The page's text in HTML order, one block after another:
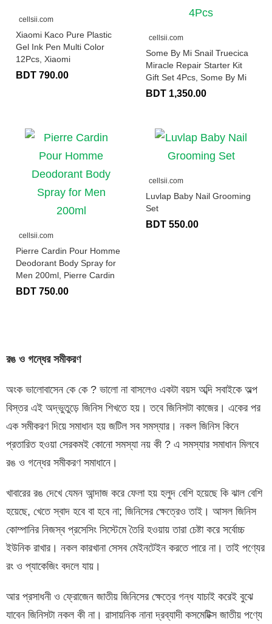
cellsii.com
Xiaomi Kaco Pure Plastic
Gel Ink Pen Multi Color
12Pcs, Xiaomi
BDT 790.00
cellsii.com
Some By Mi Snail Truecica
Miracle Repair Starter Kit
Gift Set 4Pcs, Some By Mi
BDT 1,350.00
cellsii.com
Pierre Cardin Pour Homme
Deodorant Body Spray for
Men 200ml, Pierre Cardin
BDT 750.00
cellsii.com
Luvlap Baby Nail Grooming
Set
BDT 550.00
রঙ ও গন্ধের সমীকরণ
অংক ভালোবাসেন কে কে ? ভালো না বাসলেও একটা বয়স অব্দি সবাইকে অল্প
বিস্তর এই অদ্ভুতুড়ে জিনিস শিখতে হয়। তবে জিনিসটা কাজের। একের পর
এক সমীকরণ দিয়ে সমাধান হয় জটিল সব সমস্যার। নকল জিনিস কিনে
প্রতারিত হওয়া সেরকমই কোনো সমস্যা নয় কী ? এ সমস্যার সমাধান মিলবে
রঙ ও গন্ধের সমীকরণ সমাধানে।
খাবারের রঙ দেখে যেমন আন্দাজ করে ফেলা হয় হলুদ বেশি হয়েছে কি ঝাল বেশি
হয়েছে, খেতে স্বাদ হবে বা হবে না; জিনিসের ক্ষেত্রেও তাই। আসল জিনিস
কোম্পানির নিজস্ব প্রসেসিং সিস্টেমে তৈরি হওয়ায় তারা চেষ্টা করে সর্বোচ্চ
ইউনিক রাখার। নকল কারখানা সেসব মেইনটেইন করতে পারে না। তাই পণ্যের
রং ও প্যাকেজিং বদলে যায়।
আর প্রসাধনী ও ফ্রোজেন জাতীয় জিনিসের ক্ষেত্রে গন্ধ যাচাই করেই বুঝে
যাবেন জিনিসটা নকল কী না। রাসায়নিক নানা দ্রব্যাদী কসমেটিক্স জাতীয় পণ্যে